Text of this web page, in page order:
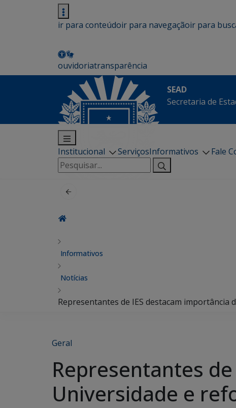
ir para conteúdoir para navegaçãoir para
ouvidoriatransparência
SEAD
Secretaria de
Institucional ServiçosInformativos
Fale
Pesquisar
por:
Informativos
Notícias
Representantes de IES destacam
Geral
Representantes
Universidade e